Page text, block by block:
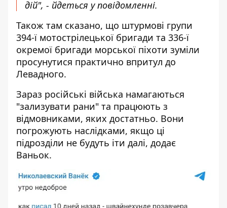
дій", - йдеться у повідомленні.
Також там сказано, що штурмові групи
394-ї мотострілецької бригади та 336-ї
окремої бригади морської піхоти зуміли
просунутися практично впритул до
Левадного.
Зараз російські війська намагаються
"зализувати рани" та працюють з
відмовниками, яких достатньо. Вони
погрожують наслідками, якщо ці
підрозділи не будуть іти далі, додає
Ваньок.